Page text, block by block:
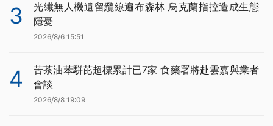
3
光纖無人機遺留纜線遍布森林 烏克蘭指控造成生態
隱憂
2026/8/6 15:51
4
苦茶油苯駢芘超標累計已7家 食藥署將赴雲嘉與業者
會談
2026/8/8 19:09